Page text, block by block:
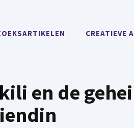
CREATIEVE
en de